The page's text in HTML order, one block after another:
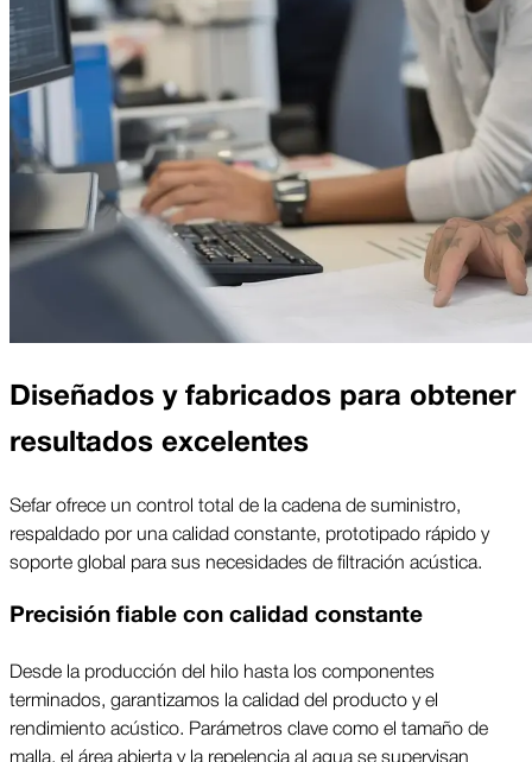
Diseñados y fabricados para obtener
resultados excelentes
Sefar ofrece un control total de la cadena de suministro,
respaldado por una calidad constante, prototipado rápido y
soporte global para sus necesidades de filtración acústica.
Precisión fiable con calidad constante
Desde la producción del hilo hasta los componentes
terminados, garantizamos la calidad del producto y el
rendimiento acústico. Parámetros clave como el tamaño de
malla, el área abierta y la repelencia al agua se supervisan